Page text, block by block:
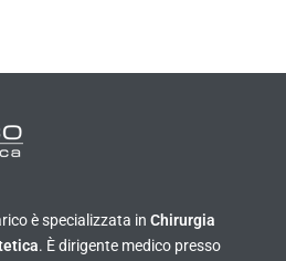
è specializzata in Chirurgia
. È dirigente medico presso